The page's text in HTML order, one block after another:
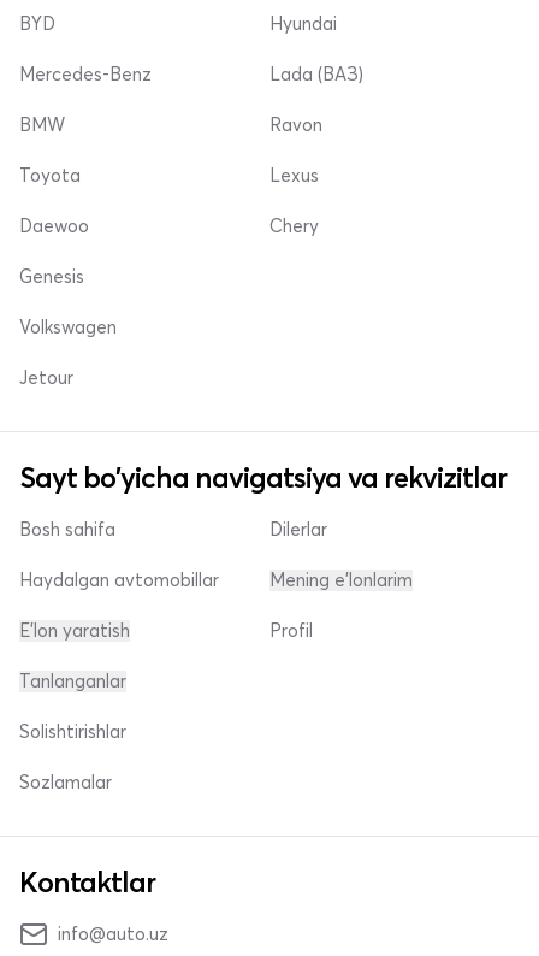
BYD
Mercedes-Benz
Hyundai
Lada (ВАЗ)
BMW
Toyota
Daewoo
Ravon
Lexus
Chery
Genesis
Volkswagen
Jetour
Sayt bo'yicha navigatsiya va rekvizitlar
Bosh sahifa
Haydalgan avtomobillar
E'lon yaratish
Dilerlar
Mening e'lonlarim
Profil
Tanlanganlar
Solishtirishlar
Sozlamalar
Kontaktlar
info@auto.uz